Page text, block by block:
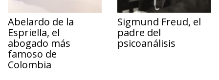
Abelardo de la
Espriella, el
abogado más
famoso de
Colombia
Sigmund Freud, el
padre del
psicoanálisis